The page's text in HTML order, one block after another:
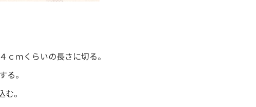
ｍくらいの長さに切る。
る。
。